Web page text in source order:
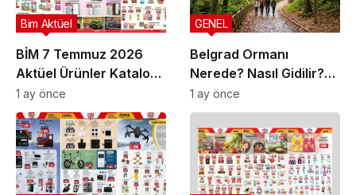
BİM 7 Temmuz 2026
Aktüel Ürünler Kataloğu
| Bu Hafta İndirimde
Olan Ürünler
Bim Aktüel
1 ay önce
Belgrad Ormanı
Nerede? Nasıl Gidilir?
Güncel Gezi Rehberi
GENEL
1 ay önce